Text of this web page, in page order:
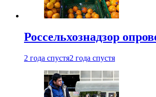
Россельхознадзор
2 года спустя2 года спустя